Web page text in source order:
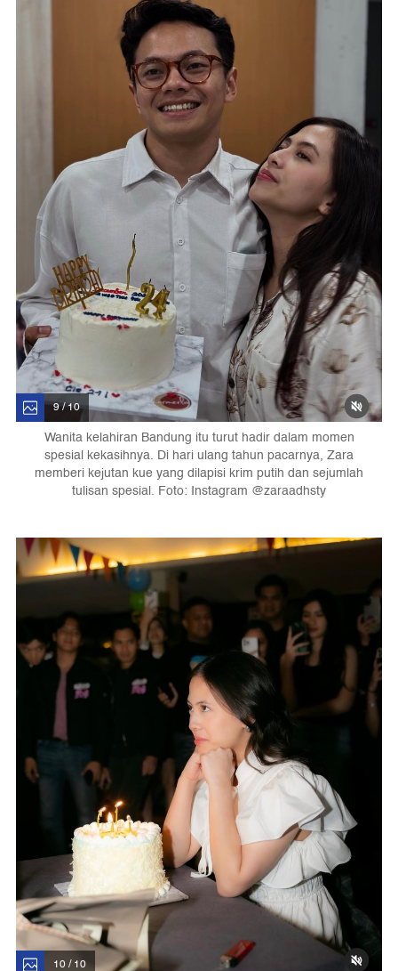
9 / 10
Wanita kelahiran Bandung itu turut hadir dalam momen
spesial kekasihnya. Di hari ulang tahun pacarnya, Zara
memberi kejutan kue yang dilapisi krim putih dan sejumlah
tulisan spesial. Foto: Instagram @zaraadhsty
10 / 10